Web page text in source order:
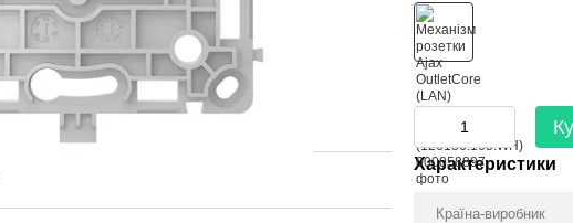
Характеристики
Країна-виробник